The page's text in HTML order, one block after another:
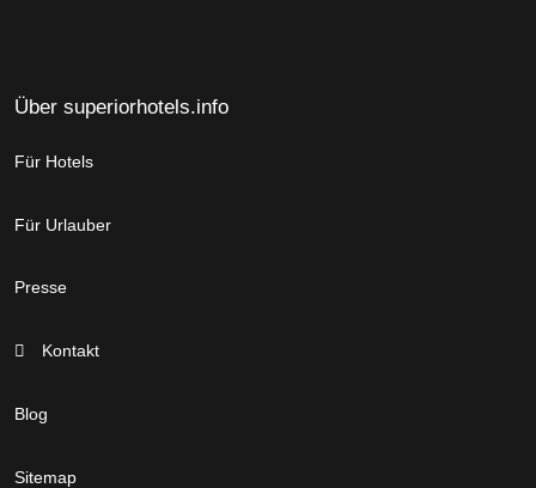
Über superiorhotels.info
Für Hotels
Für Urlauber
Presse
Kontakt
Blog
Sitemap